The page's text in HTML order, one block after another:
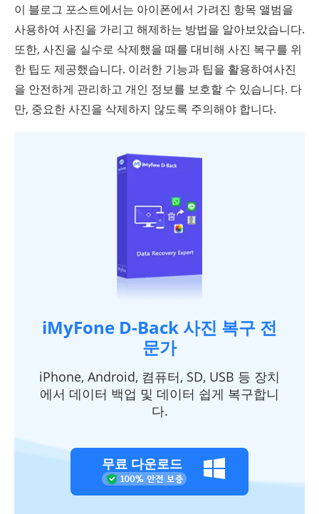
이 블로그 포스트에서는 아이폰에서 가려진 항목 앨범을
사용하여 사진을 가리고 해제하는 방법을 알아보았습니다.
또한, 사진을 실수로 삭제했을 때를 대비해 사진 복구를 위
한 팁도 제공했습니다. 이러한 기능과 팁을 활용하여사진
을 안전하게 관리하고 개인 정보를 보호할 수 있습니다. 다
만, 중요한 사진을 삭제하지 않도록 주의해야 합니다.
iMyFone D-Back 사진 복구 전
문가
iPhone, Android, 켬퓨터, SD, USB 등 장치
에서 데이터 백업 및 데이터 쉽게 복구합니
다.
무료 다운로드